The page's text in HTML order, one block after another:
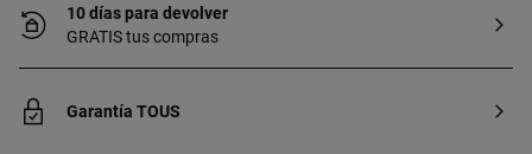
10 días para devolver
GRATIS tus compras
Garantía TOUS